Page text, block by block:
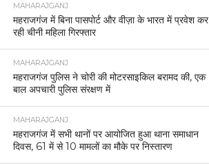
MAHARAJGANJ
महराजगंज में बिना पासपोर्ट और वीज़ा के भारत में प्रवेश कर
रही चीनी महिला गिरफ्तार
MAHARAJGANJ
महराजगंज पुलिस ने चोरी की मोटरसाइकिल बरामद की, एक
बाल अपचारी पुलिस संरक्षण में
MAHARAJGANJ
महराजगंज में सभी थानों पर आयोजित हुआ थाना समाधान
दिवस, 61 में से 10 मामलों का मौके पर निस्तारण